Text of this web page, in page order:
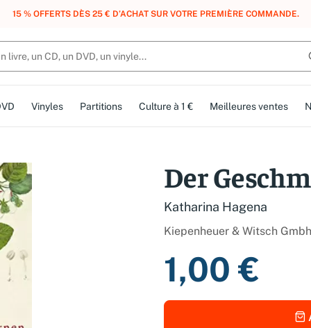
DES POINTS, DES RÉCOMPENSES :REJOIGNEZ GRATUITEMENT LE CLUB
Vinyles Partitions Culture à 1 € Meilleures ventes
Der
Katharina Hagena
Kiepenheuer & Witsch Gmbh
1,00 €